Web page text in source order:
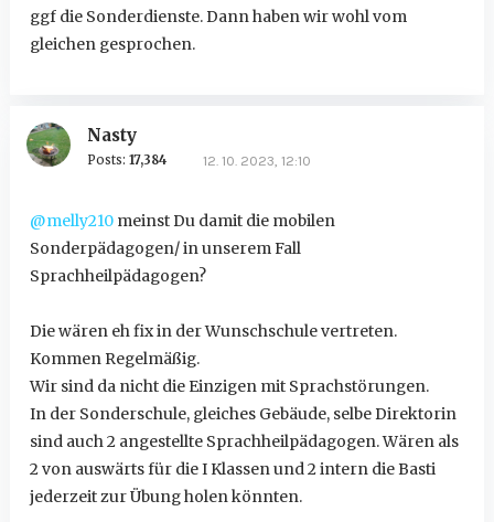
ggf die Sonderdienste. Dann haben wir wohl vom
gleichen gesprochen.
Nasty
Posts: 17,384 12. 10. 2023, 12:10
@melly210meinst Du damit die mobilen
Sonderpädagogen/ in unserem Fall
Sprachheilpädagogen?
Die wären eh fix in der Wunschschule vertreten.
Kommen Regelmäßig.
Wir sind da nicht die Einzigen mit Sprachstörungen.
In der Sonderschule, gleiches Gebäude, selbe Direktorin
sind auch 2 angestellte Sprachheilpädagogen. Wären als
2 von auswärts für die I Klassen und 2 intern die Basti
jederzeit zur Übung holen könnten.